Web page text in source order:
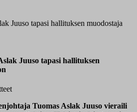
Juuso tapasi hallituksen muodostaja
Juuso tapasi hallituksen
Tuomas Aslak Juuso vieraili